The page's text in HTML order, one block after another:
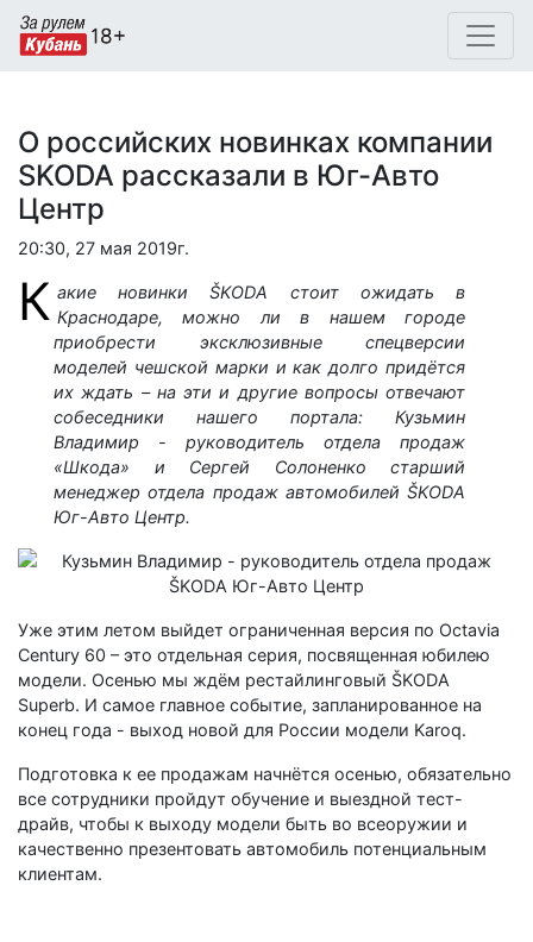
О российских новинках компании
SKODA рассказали в Юг-Авто
Центр
20:30, 27 мая 2019г.
К акие новинки ŠKODA стоит ожидать в
Краснодаре, можно ли в нашем городе
приобрести эксклюзивные спецверсии
моделей чешской марки и как долго придётся
их ждать – на эти и другие вопросы отвечают
собеседники нашего портала: Кузьмин
Владимир - руководитель отдела продаж
«Шкода» и Сергей Солоненко старший
менеджер отдела продаж автомобилей ŠKODA
Юг-Авто Центр.
Уже этим летом выйдет ограниченная версия по Octavia
Century 60 – это отдельная серия, посвященная юбилею
модели. Осенью мы ждём рестайлинговый ŠKODA
Superb. И самое главное событие, запланированное на
конец года - выход новой для России модели Karoq.
Подготовка к ее продажам начнётся осенью, обязательно
все сотрудники пройдут обучение и выездной тест-
драйв, чтобы к выходу модели быть во всеоружии и
качественно презентовать автомобиль потенциальным
клиентам.